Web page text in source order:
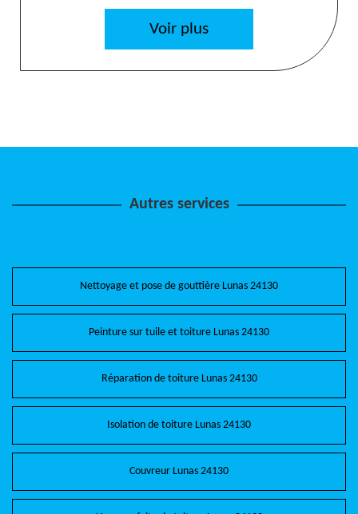
Voir plus
Autres services
Nettoyage et pose de gouttière Lunas 24130
Peinture sur tuile et toiture Lunas 24130
Réparation de toiture Lunas 24130
Isolation de toiture Lunas 24130
Couvreur Lunas 24130